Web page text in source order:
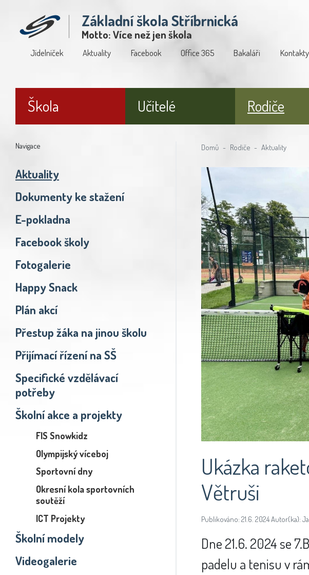
Základní škola Stříbrnická
Motto: Více než jen škola
Jídelníček Aktuality Facebook Office 365 Bakaláři Kontakty
Škola Učitelé Rodiče
Navigace
Aktuality
Dokumenty ke stažení
E-pokladna
Facebook školy
Fotogalerie
Happy Snack
Plán akcí
Přestup žáka na jinou školu
Přijímací řízení na SŠ
Specifické vzdělávací
potřeby
Školní akce a projekty
FIS Snowkidz
Olympijský víceboj
Sportovní dny
Okresní kola sportovních
soutěží
ICT Projekty
Školní modely
Videogalerie
Domů Rodiče Aktuality
Ukázka
Větruši
Publikováno: 21.6. 2024 Autor(ka):
Dne 21.6. 2024 se
padelu a tenisu v